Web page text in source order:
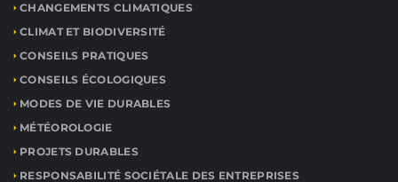
CHANGEMENTS CLIMATIQUES
CLIMAT ET BIODIVERSITÉ
CONSEILS PRATIQUES
CONSEILS ÉCOLOGIQUES
MODES DE VIE DURABLES
MÉTÉOROLOGIE
PROJETS DURABLES
RESPONSABILITÉ SOCIÉTALE DES ENTREPRISES